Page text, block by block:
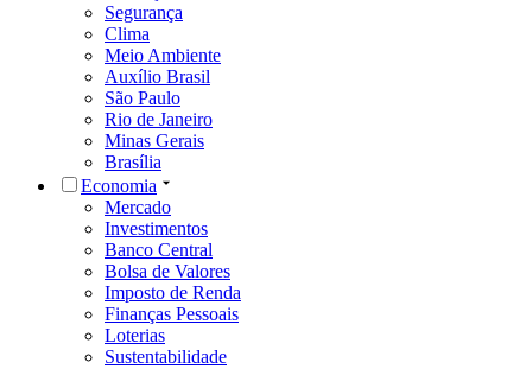
Segurança
Clima
Meio Ambiente
Auxílio Brasil
São Paulo
Rio de Janeiro
Minas Gerais
Brasília
Economia
Mercado
Investimentos
Banco Central
Bolsa de Valores
Imposto de Renda
Finanças Pessoais
Loterias
Sustentabilidade